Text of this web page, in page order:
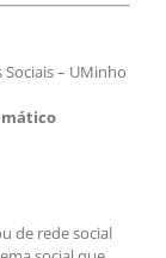
– UMinho
de rede social